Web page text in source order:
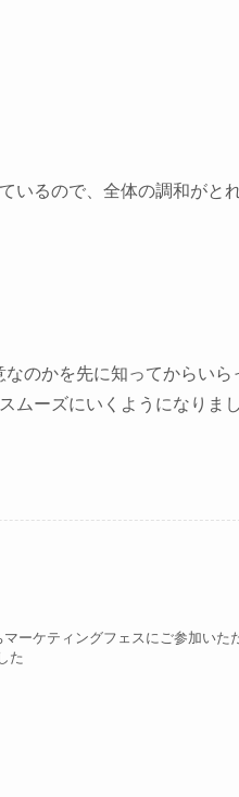
いるので、全体の調和がと
のかを先に知ってからいら
ムーズにいくようになりまし
マーケティングフェスにご参加いた
た